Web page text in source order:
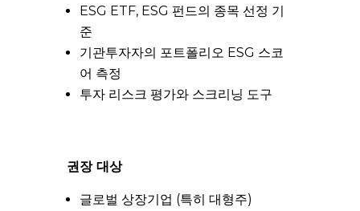
ESG ETF, ESG 펀드의 종목 선정 기
준
기관투자자의 포트폴리오 ESG 스코
어 측정
투자 리스크 평가와 스크리닝 도구
권장 대상
글로벌 상장기업 (특히 대형주)